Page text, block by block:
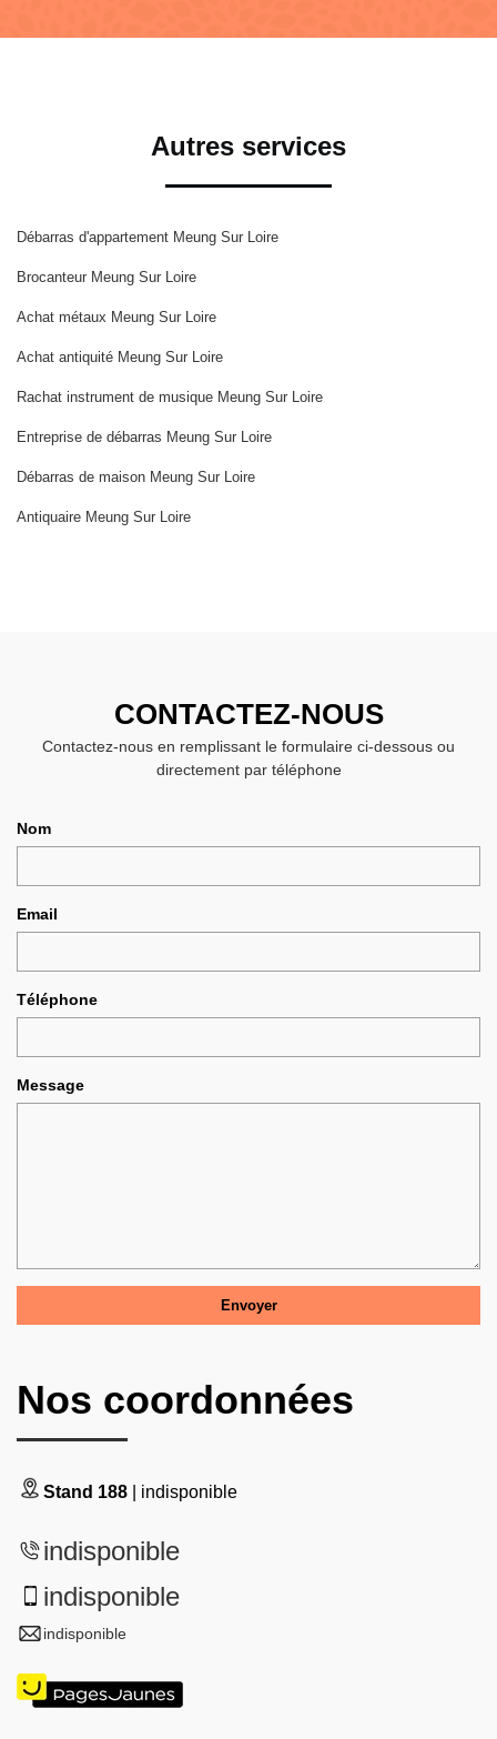
Autres services
Débarras d'appartement Meung Sur Loire
Brocanteur Meung Sur Loire
Achat métaux Meung Sur Loire
Achat antiquité Meung Sur Loire
Rachat instrument de musique Meung Sur Loire
Entreprise de débarras Meung Sur Loire
Débarras de maison Meung Sur Loire
Antiquaire Meung Sur Loire
CONTACTEZ-NOUS
Contactez-nous en remplissant le formulaire ci-dessous ou
directement par téléphone
Nom
Email
Téléphone
Message
Nos coordonnées
Stand 188 | indisponible
indisponible
indisponible
indisponible